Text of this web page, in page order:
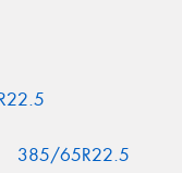
385/65R22.5